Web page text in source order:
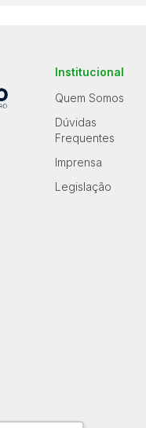
Institucional
Quem Somos
Dúvidas
Frequentes
Imprensa
Legislação